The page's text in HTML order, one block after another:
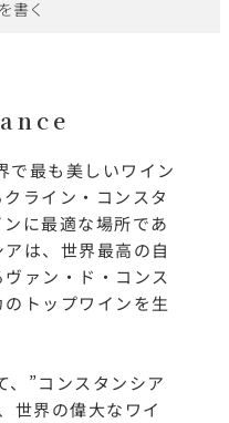
書く
で最も美しいワイン
ライン・コンスタ
に最適な場所であ
は、世界最高の自
ァン・ド・コンス
トップワインを生
、”コンスタンシア
世界の偉大なワイ